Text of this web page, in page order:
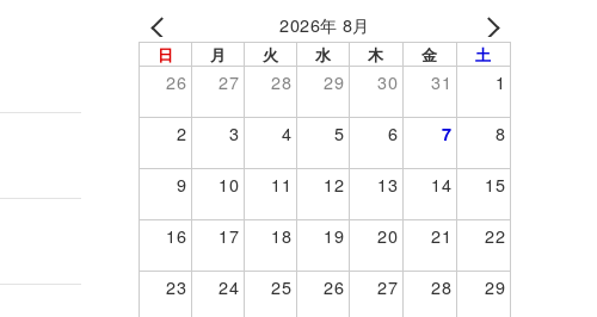
2026年 8月
日 月 火 水 木 金 土
26 27 28 29 30 31 1
2 3 4 5 6 7 8
9 10 11 12 13 14 15
16 17 18 19 20 21 22
23 24 25 26 27 28 29